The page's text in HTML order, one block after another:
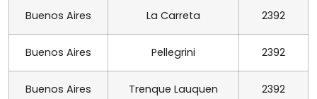
Buenos Aires La Carreta 2392
Buenos Aires Pellegrini 2392
Buenos Aires Trenque Lauquen 2392